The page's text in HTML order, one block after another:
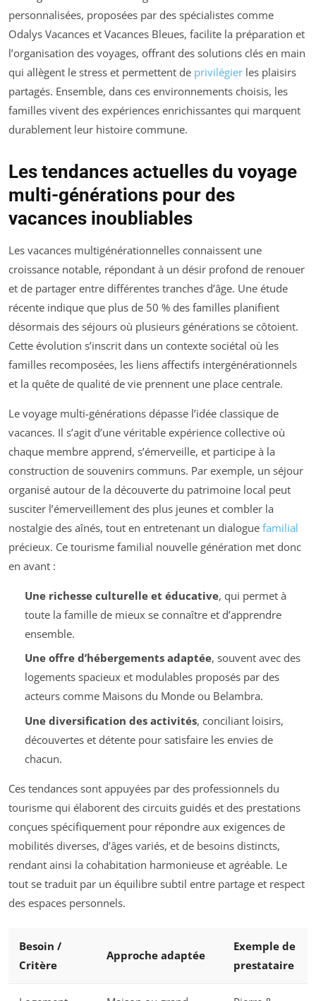
personnalisées, proposées par des spécialistes comme
Odalys Vacances et Vacances Bleues, facilite la préparation et
l’organisation des voyages, offrant des solutions clés en main
qui allègent le stress et permettent de privilégier les plaisirs
partagés. Ensemble, dans ces environnements choisis, les
familles vivent des expériences enrichissantes qui marquent
durablement leur histoire commune.
Les tendances actuelles du voyage
multi-générations pour des
vacances inoubliables
Les vacances multigénérationnelles connaissent une
croissance notable, répondant à un désir profond de renouer
et de partager entre différentes tranches d’âge. Une étude
récente indique que plus de 50 % des familles planifient
désormais des séjours où plusieurs générations se côtoient.
Cette évolution s’inscrit dans un contexte sociétal où les
familles recomposées, les liens affectifs intergénérationnels
et la quête de qualité de vie prennent une place centrale.
Le voyage multi-générations dépasse l’idée classique de
vacances. Il s’agit d’une véritable expérience collective où
chaque membre apprend, s’émerveille, et participe à la
construction de souvenirs communs. Par exemple, un séjour
organisé autour de la découverte du patrimoine local peut
susciter l’émerveillement des plus jeunes et combler la
nostalgie des aînés, tout en entretenant un dialogue familial
précieux. Ce tourisme familial nouvelle génération met donc
en avant :
Une richesse culturelle et éducative, qui permet à
toute la famille de mieux se connaître et d’apprendre
ensemble.
Une offre d’hébergements adaptée, souvent avec des
logements spacieux et modulables proposés par des
acteurs comme Maisons du Monde ou Belambra.
Une diversification des activités, conciliant loisirs,
découvertes et détente pour satisfaire les envies de
chacun.
Ces tendances sont appuyées par des professionnels du
tourisme qui élaborent des circuits guidés et des prestations
conçues spécifiquement pour répondre aux exigences de
mobilités diverses, d’âges variés, et de besoins distincts,
rendant ainsi la cohabitation harmonieuse et agréable. Le
tout se traduit par un équilibre subtil entre partage et respect
des espaces personnels.
Besoin /
Critère
Approche adaptée
Exemple de
prestataire